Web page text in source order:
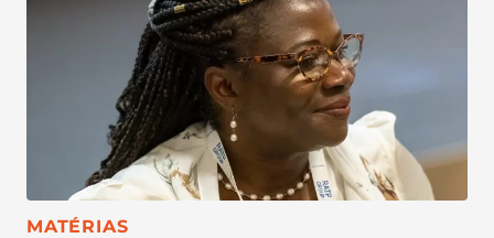
CATEGORIA:
MATÉRIAS